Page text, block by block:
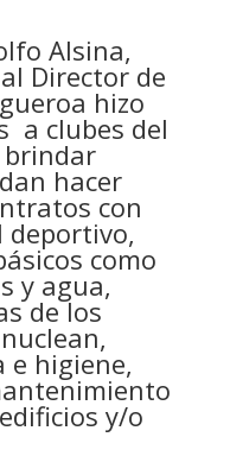
Alsina,
Director de
hizo
a clubes del
hacer
con
deportivo,
como
y agua,
de los
e higiene,
y/o